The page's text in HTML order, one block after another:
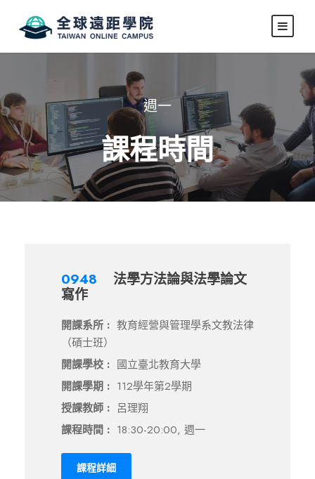
週一
課程時間
0948
法學方法論與法學論文
寫作
開課系所 : 教育經營與管理學系文教法律
（碩士班）
開課學校 : 國立臺北教育大學
開課學期 : 112學年第2學期
授課教師 : 呂理翔
課程時間 : 18:30-20:00, 週一
課程詳細